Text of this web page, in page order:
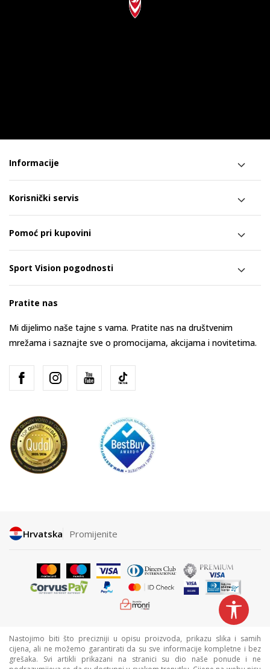
Informacije
Korisnički servis
Pomoć pri kupovini
Sport Vision pogodnosti
Pratite nas
Mi dijelimo naše tajne s vama. Pratite nas na društvenim
mrežama i saznajte sve o promocijama, akcijama i novitetima.
Hrvatska Promijenite
Nastojimo biti što precizniji u opisu proizvoda, prikazu slika i samih
cijena, ali ne možemo garantirati da su sve informacije kompletne i bez
grešaka. Svi artikli prikazani na stranici su dio naše ponude i ne